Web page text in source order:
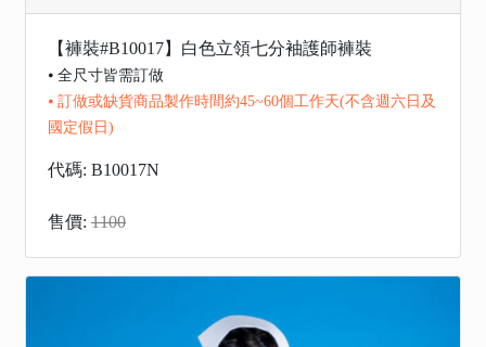
【褲裝#B10017】白色立領七分袖護師褲裝
⦁ 全尺寸皆需訂做
⦁ 訂做或缺貨商品製作時間約45~60個工作天(不含週六日及
國定假日)
代碼: B10017N
售價: 1100